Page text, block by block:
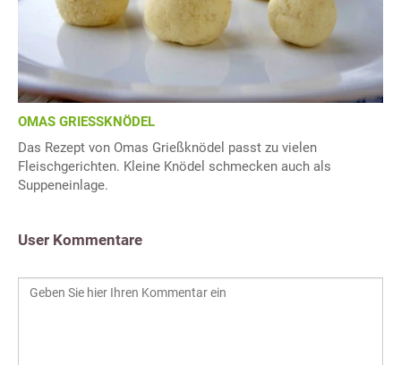
OMAS GRIESSKNÖDEL
Das Rezept von Omas Grießknödel passt zu vielen
Fleischgerichten. Kleine Knödel schmecken auch als
Suppeneinlage.
User Kommentare